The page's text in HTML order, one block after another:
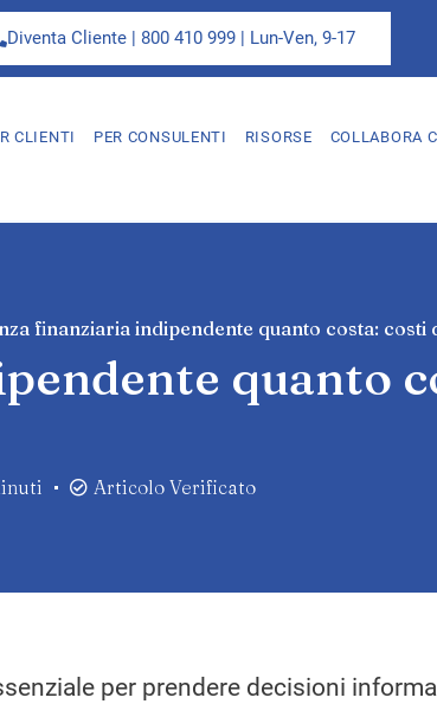
Diventa Cliente | 800 410 999 | Lun-Ven, 9-17
CLIENTI PER CONSULENTI RISORSE COLLABORA
finanziaria indipendente quanto costa:
quanto
Articolo Verificato
per prendere decisioni